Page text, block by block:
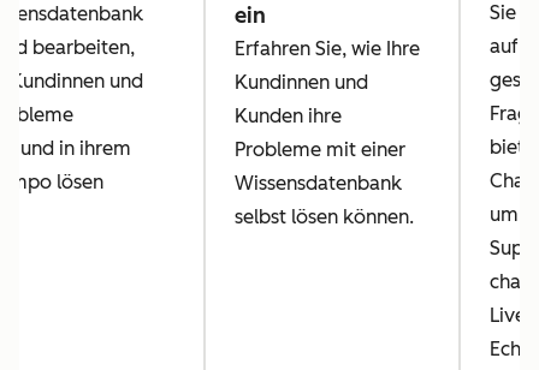
bearbeiten,
Kundinnen und
und in ihrem
lösen
ein
Erfahren Sie, wie Ihre
Kundinnen und
Kunden ihre
Probleme mit einer
Wissensdatenbank
selbst lösen können.
Sie
auf
um
Live-